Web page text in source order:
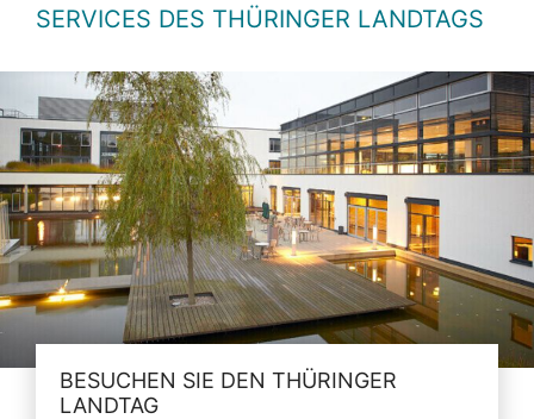
SERVICES DES THÜRINGER LANDTAGS
BESUCHEN SIE DEN THÜRINGER
LANDTAG